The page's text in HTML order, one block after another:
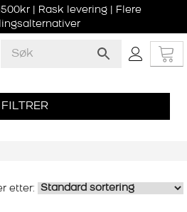
| Rask levering | Flere
FILTRER